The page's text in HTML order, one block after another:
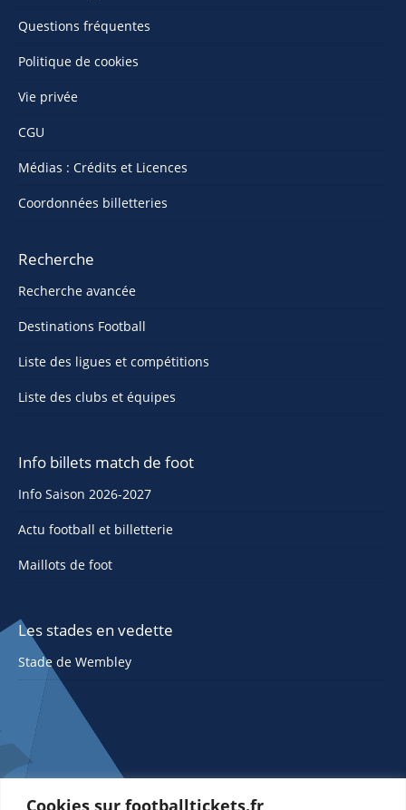
Cookies sur footballtickets.fr
Questions fréquentes
Politique de cookies
Vie privée
CGU
Médias : Crédits et Licences
Coordonnées billetteries
Recherche
Recherche avancée
Destinations Football
Liste des ligues et compétitions
Liste des clubs et équipes
Info billets match de foot
Info Saison 2026-2027
Actu football et billetterie
Maillots de foot
Les stades en vedette
Stade de Wembley